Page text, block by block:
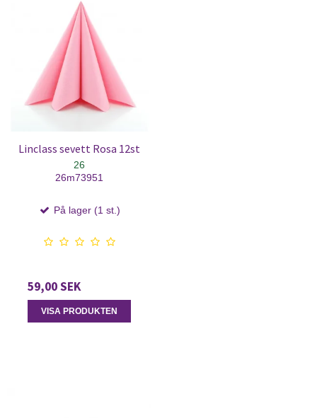
Linclass sevett Rosa 12st
26
26m73951
På lager (1 st.)
59,00 SEK
VISA PRODUKTEN